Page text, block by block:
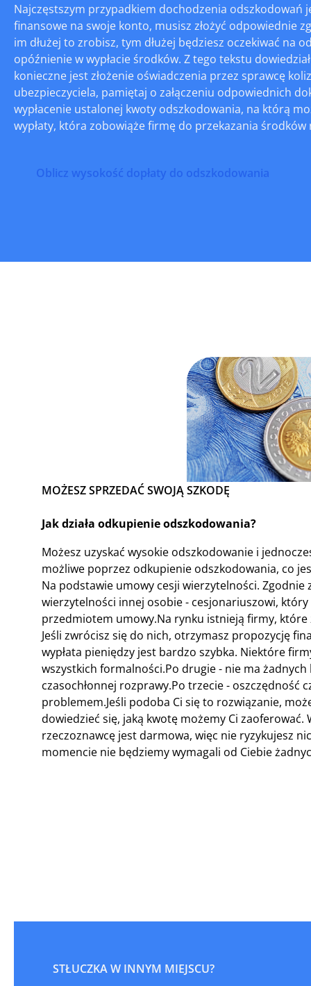
Najczęstszym przypadkiem dochodzenia odszkodowań
finansowe na swoje konto, musisz złożyć odpowiednie
im dłużej to zrobisz, tym dłużej będziesz oczekiwać na
opóźnienie w wypłacie środków. Z tego tekstu
konieczne jest złożenie oświadczenia przez sprawcę
ubezpieczyciela, pamiętaj o załączeniu odpowiednich
wypłacenie ustalonej kwoty odszkodowania, na którą
wypłaty, która zobowiąże firmę do przekazania środków
Oblicz wysokość dopłaty do odszkodowania
MOŻESZ SPRZEDAĆ SWOJĄ SZKODĘ
Jak działa odkupienie odszkodowania?
Możesz uzyskać wysokie odszkodowanie i
możliwe poprzez odkupienie odszkodowania, co
Na podstawie umowy cesji wierzytelności.
wierzytelności innej osobie - cesjonariuszowi, który
przedmiotem umowy.Na rynku istnieją firmy,
Jeśli zwrócisz się do nich, otrzymasz propozycję
wypłata pieniędzy jest bardzo szybka. Niektóre
wszystkich formalności.Po drugie - nie ma
czasochłonnej rozprawy.Po trzecie - oszczędność
problemem.Jeśli podoba Ci się to rozwiązanie,
dowiedzieć się, jaką kwotę możemy Ci
rzeczoznawcę jest darmowa, więc nie ryzykujesz
momencie nie będziemy wymagali od Ciebie
STŁUCZKA W INNYM MIEJSCU?